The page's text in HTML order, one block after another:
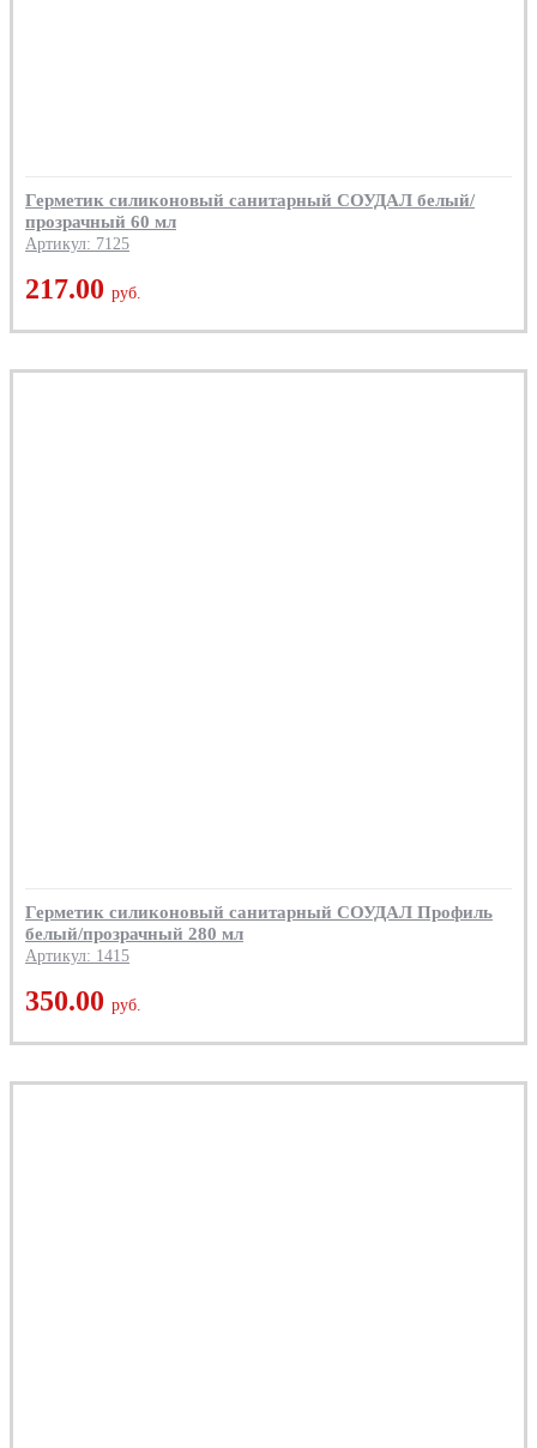
Герметик силиконовый санитарный СОУДАЛ белый/
прозрачный 60 мл
Артикул: 7125
217.00 руб.
Герметик силиконовый санитарный СОУДАЛ Профиль
белый/прозрачный 280 мл
Артикул: 1415
350.00 руб.